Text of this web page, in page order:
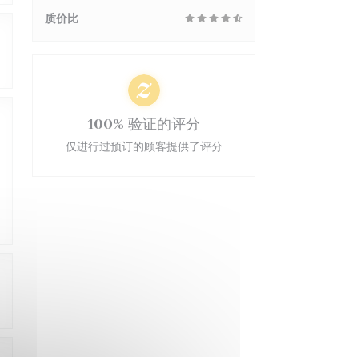
质价比
100% 验证的评分
仅进行过预订的顾客提供了评分